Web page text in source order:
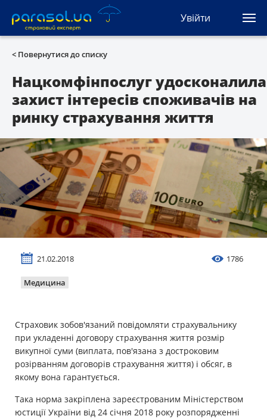
Увійти
(093) 170-33-90
RuEn
Усі сервіси
Автоцивілка
Туристична
Автозахист
КАСКО
Автоюрист
Майно
Новини
Партнерська програма
< Повернутися до списку
Нацкомфінпослуг удосконалила
захист інтересів споживачів на
ринку страхування життя
21.02.2018 1786
Медицина
Страховик зобов'язаний повідомляти страхувальнику
при укладенні договору страхування життя розмір
викупної суми (виплата, пов'язана з достроковим
розірванням договорів страхування життя) і обсяг, в
якому вона гарантується.
Така норма закріплена зареєстрованим Міністерством
юстиції України від 24 січня 2018 року розпорядженні